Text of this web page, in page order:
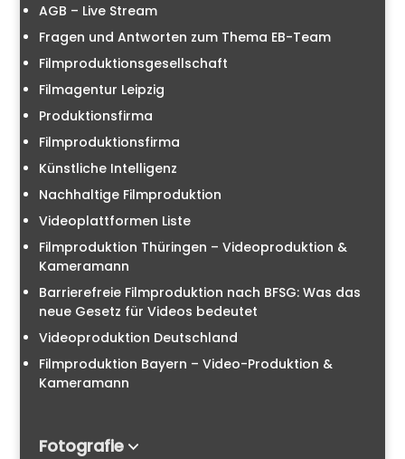
AGB – Live Stream
Fragen und Antworten zum Thema EB-Team
Filmproduktionsgesellschaft
Filmagentur Leipzig
Produktionsfirma
Filmproduktionsfirma
Künstliche Intelligenz
Nachhaltige Filmproduktion
Videoplattformen Liste
Filmproduktion Thüringen – Videoproduktion &
Kameramann
Barrierefreie Filmproduktion nach BFSG: Was das
neue Gesetz für Videos bedeutet
Videoproduktion Deutschland
Filmproduktion Bayern – Video-Produktion &
Kameramann
Fotografie